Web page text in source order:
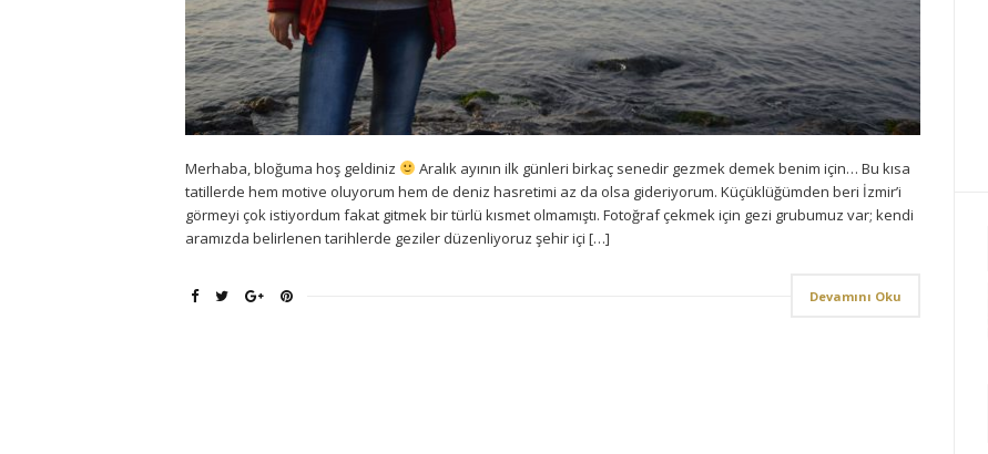
Merhaba, bloğuma hoş geldiniz
Aralık ayının ilk günleri birkaç senedir gezmek demek benim için… Bu kısa
tatillerde hem motive oluyorum hem de deniz hasretimi az da olsa gideriyorum. Küçüklüğümden beri İzmir’i
görmeyi çok istiyordum fakat gitmek bir türlü kısmet olmamıştı. Fotoğraf çekmek için gezi grubumuz var; kendi
aramızda belirlenen tarihlerde geziler düzenliyoruz şehir içi […]
Devamını Oku